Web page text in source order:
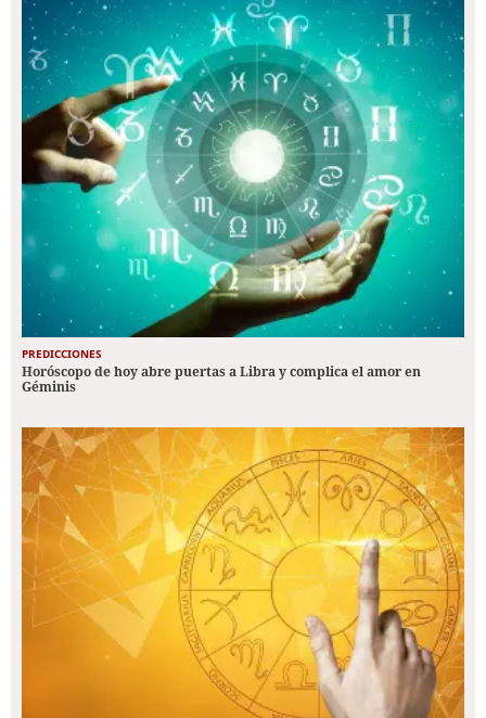
PREDICCIONES
Horóscopo de hoy abre puertas a Libra y complica el amor en
Géminis